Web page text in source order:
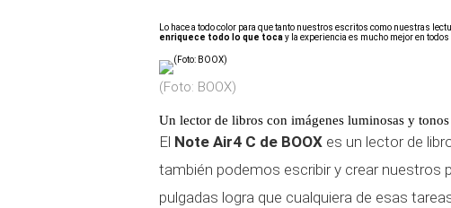
Lo hace a todo color para que tanto nuestros escritos como nuestras
enriquece todo lo que tocay la experiencia es mucho mejor en todos
(Foto: BOOX)
Un lector de libros con imágenes luminosas y tonos
El Note Air4 C de BOOX es un lector de
también podemos escribir y crear nuestros
pulgadas logra que cualquiera de esas